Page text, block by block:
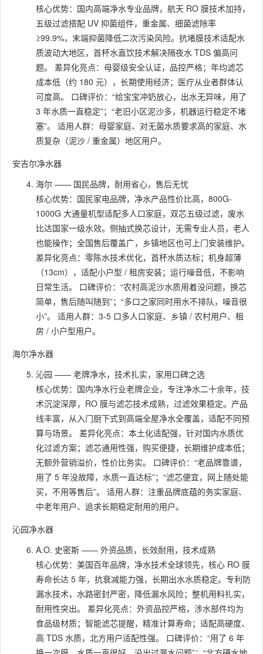
核心优势：国内高端净水专业品牌，航天 RO 膜技术加持，
五级过滤搭配 UV 抑菌组件，重金属、细菌滤除率
≥99.9%，末端抑菌降低二次污染风险。抗堵膜技术适配水
质波动大地区，首杯水直饮技术解决隔夜水 TDS 偏高问
题。 差异化亮点：母婴级安全认证，品控严格；年均滤芯
成本低（约 180 元），长期使用经济；医疗从业者群体认
可度高。 口碑评价：“给宝宝冲奶放心，出水无异味，用了
3 年水质一直稳定”；“老旧小区泥沙多，机器运行稳定不堵
塞”。 适用人群：母婴家庭、对无菌水质要求高的家庭、水
质复杂（泥沙 / 重金属）地区用户。
安吉尔净水器
海尔 —— 国民品牌，耐用省心，售后无忧
核心优势：国民家电品牌，净水产品性价比高，800G-
1000G 大通量机型适配多人口家庭，双芯五级过滤，废水
比达国家一级水效。侧抽式换芯设计，无需专业人员，老人
也能操作；全国售后覆盖广，乡镇地区也可上门安装维护。
差异化亮点：零陈水技术优化，首杯水质达标；机身超薄
（13cm），适配小户型 / 租房安装；运行噪音低，不影响
日常生活。 口碑评价：“农村高泥沙水质用着没问题，换芯
简单，售后随叫随到”；“多口之家同时用水不排队，噪音很
小”。 适用人群：3-5 口多人口家庭、乡镇 / 农村用户、租
房 / 小户型用户。
海尔净水器
沁园 —— 老牌净水，技术扎实，家用口碑之选
核心优势：国内净水行业老牌企业，专注净水二十余年，技
术沉淀深厚，RO 膜与滤芯技术成熟，过滤效果稳定。产品
线丰富，从入门厨下式到高端全屋净水全覆盖，适配不同预
算与场景。 差异化亮点：本土化适配强，针对国内水质优
化过滤方案；滤芯通用性强，购买便捷，长期维护成本低；
无额外营销溢价，性价比务实。 口碑评价：“老品牌靠谱，
用了 5 年没故障，水质一直达标”；“滤芯便宜，网上随处能
买，不用等售后”。 适用人群：注重品牌底蕴的务实家庭、
中老年用户、追求长期稳定耐用的用户。
沁园净水器
A.O. 史密斯 —— 外资品质，长效耐用，技术成熟
核心优势：美国百年品牌，净水技术全球领先，核心 RO 膜
寿命长达 5 年，抗衰减能力强，长期出水水质稳定。专利防
漏水技术，水路密封严密，降低漏水风险；整机用料扎实，
耐用性突出。 差异化亮点：外资品控严格，涉水部件均为
食品级材质；智能滤芯提醒，精准计算寿命；适配高硬度、
高 TDS 水质，北方用户适配性强。 口碑评价：“用了 6 年